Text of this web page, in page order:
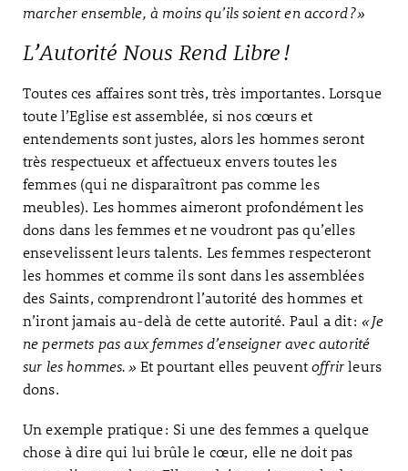
marcher ensemble, à moins qu’ils soient en accord ? »
L’Autorité Nous Rend Libre !
Toutes ces affaires sont très, très importantes. Lorsque
toute l’Eglise est assemblée, si nos cœurs et
entendements sont justes, alors les hommes seront
très respectueux et affectueux envers toutes les
femmes (qui ne disparaîtront pas comme les
meubles). Les hommes aimeront profondément les
dons dans les femmes et ne voudront pas qu’elles
ensevelissent leurs talents. Les femmes respecteront
les hommes et comme ils sont dans les assemblées
des Saints, comprendront l’autorité des hommes et
n’iront jamais au-delà de cette autorité. Paul a dit : « Je
ne permets pas aux femmes d’enseigner avec autorité
sur les hommes. » Et pourtant elles peuventoffrirleurs
dons.
Un exemple pratique : Si une des femmes a quelque
chose à dire qui lui brûle le cœur, elle ne doit pas